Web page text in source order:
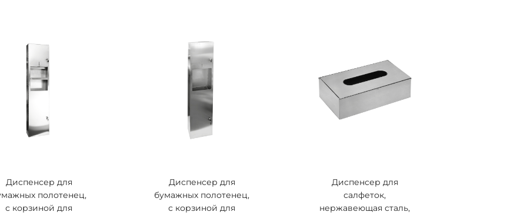
Диспенсер для
полотенец,
с корзиной для
Диспенсер для
бумажных полотенец,
с корзиной для
Диспенсер для
салфеток,
нержавеющая сталь,